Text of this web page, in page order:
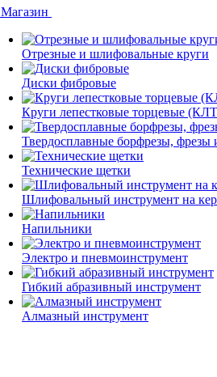
Магазин
Отрезные и шлифовальные круги
Диски фибровые
Круги лепестковые торцевые
Твердосплавные борфрезы, фрезы
Технические щетки
Шлифовальный инструмент на
Напильники
Электро и пневмоинструмент
Гибкий абразивный инструмент
Алмазный инструмент